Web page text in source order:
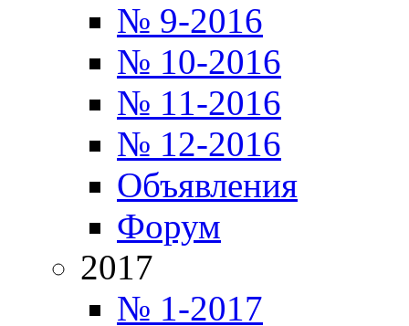
№ 9-2016
№ 10-2016
№ 11-2016
№ 12-2016
Объявления
Форум
2017
№ 1-2017